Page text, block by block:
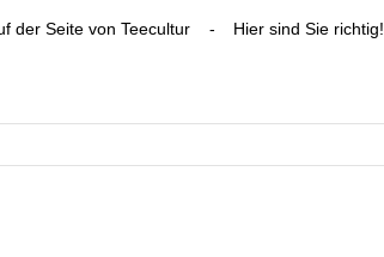
der Seite von Teecultur - Hier sind Sie richtig!